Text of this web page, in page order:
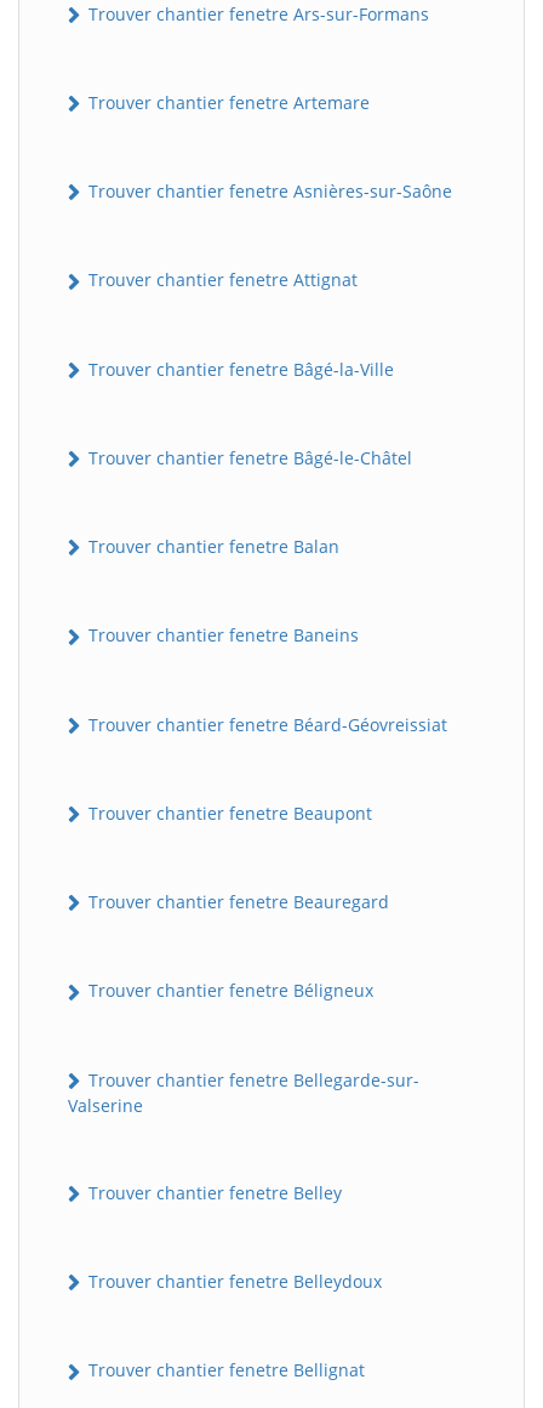
Trouver chantier fenetre Ars-sur-Formans
Trouver chantier fenetre Artemare
Trouver chantier fenetre Asnières-sur-Saône
Trouver chantier fenetre Attignat
Trouver chantier fenetre Bâgé-la-Ville
Trouver chantier fenetre Bâgé-le-Châtel
Trouver chantier fenetre Balan
Trouver chantier fenetre Baneins
Trouver chantier fenetre Béard-Géovreissiat
Trouver chantier fenetre Beaupont
Trouver chantier fenetre Beauregard
Trouver chantier fenetre Béligneux
Trouver chantier fenetre Bellegarde-sur-
Valserine
Trouver chantier fenetre Belley
Trouver chantier fenetre Belleydoux
Trouver chantier fenetre Bellignat